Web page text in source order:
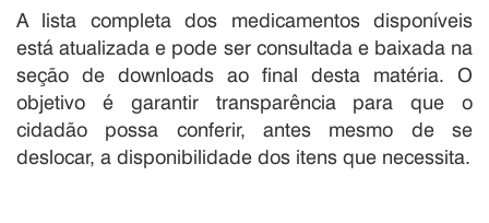
A lista completa dos medicamentos disponíveis
está atualizada e pode ser consultada e baixada na
seção de downloads ao final desta matéria. O
objetivo é garantir transparência para que o
cidadão possa conferir, antes mesmo de se
deslocar, a disponibilidade dos itens que necessita.